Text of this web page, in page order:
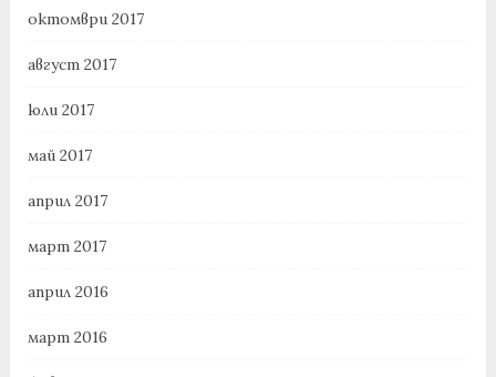
октомври 2017
август 2017
юли 2017
май 2017
април 2017
март 2017
април 2016
март 2016